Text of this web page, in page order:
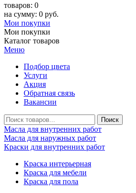
товаров: 0
на сумму: 0 руб.
Мои покупки
Мои покупки
Каталог товаров
Меню
Подбор цвета
Услуги
Акция
Обратная связь
Вакансии
Масла для внутренних работ
Масла для наружных работ
Краски для внутренних работ
Краска интерьерная
Краска для мебели
Краска для пола